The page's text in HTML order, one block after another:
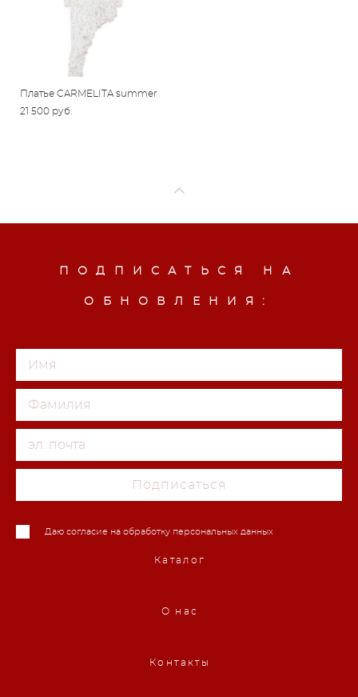
Платье CARMELITA summer
21 500 pуб.
ПОДПИСАТЬСЯ НА
ОБНОВЛЕНИЯ:
Подписаться
Даю согласие на обработку персональных данных
Каталог
О нас
Контакты